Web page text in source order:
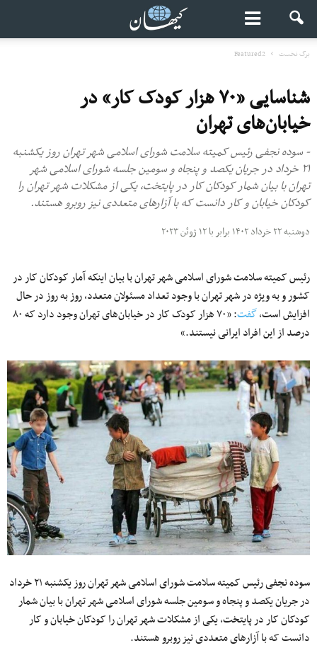
برگ نخست Featured2
شناسایی «۷۰ هزار کودک کار» در
خیابان‌های تهران
- سوده نجفی رئیس کمیته سلامت شورای اسلامی شهر تهران روز یکشنبه
۲۱ خرداد در جریان یکصد و پنجاه و سومین جلسه شورای اسلامی شهر
تهران با بیان شمار کودکان کار در پایتخت، یکی از مشکلات شهر تهران را
کودکان خیابان و کار دانست که با آزارهای متعددی نیز روبرو هستند.
دوشنبه ۲۲ خرداد ۱۴۰۲ برابر با ۱۲ ژوئن ۲۰۲۳
رئیس کمیته سلامت شورای اسلامی شهر تهران با بیان اینکه آمار کودکان کار در
کشور و به ویژه در شهر تهران با وجود تعداد مسئولان متعدد، روز به روز در حال
افزایش است،گفت
: «۷۰ هزار کودک کار در خیابان‌های تهران وجود دارد که ۸۰
درصد از این افراد ایرانی نیستند.»
سوده نجفی رئیس کمیته سلامت شورای اسلامی شهر تهران روز یکشنبه ۲۱ خرداد
در جریان یکصد و پنجاه و سومین جلسه شورای اسلامی شهر تهران با بیان شمار
کودکان کار در پایتخت، یکی از مشکلات شهر تهران را کودکان خیابان و کار
دانست که با آزارهای متعددی نیز روبرو هستند.